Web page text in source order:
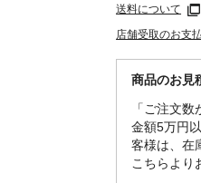
送料について
店舗受取のお支
商品のお見
「ご注文
金額5万円
客様は、在
こちらより